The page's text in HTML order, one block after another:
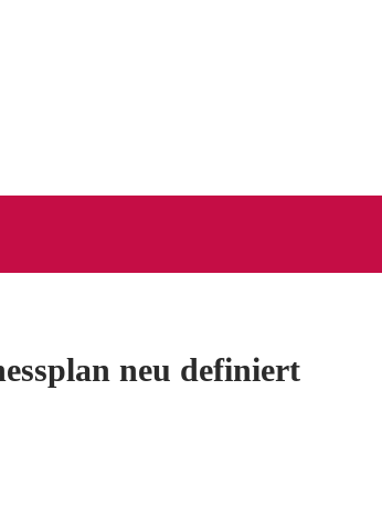
neu definiert